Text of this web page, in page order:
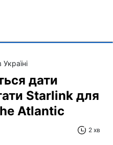
Україні
дати
Starlink для
Atlantic
2 хв